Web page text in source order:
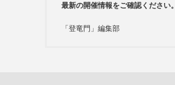
最新の開催情報をご確認ください。
「登竜門」編集部